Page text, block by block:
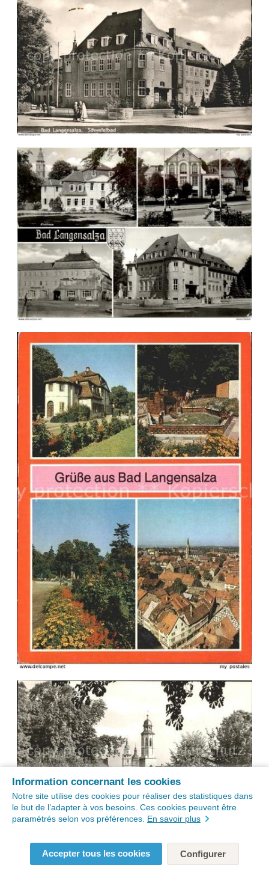
Information concernant les cookies
Notre site utilise des cookies pour réaliser des statistiques dans
le but de l’adapter à vos besoins. Ces cookies peuvent être
paramétrés selon vos préférences. En savoir plus
Accepter tous les cookies Configurer